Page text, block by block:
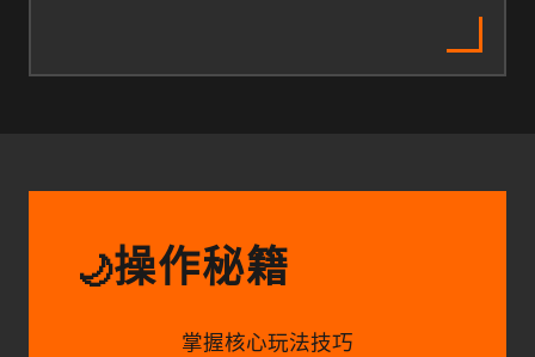
🌙操作秘籍
掌握核心玩法技巧